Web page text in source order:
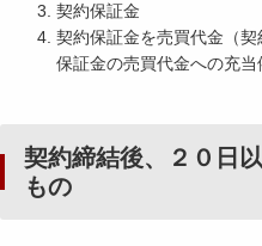
契約保証金
契約保証金を売買代金（
保証金の売買代金への充当
契約締結後、２０日
もの